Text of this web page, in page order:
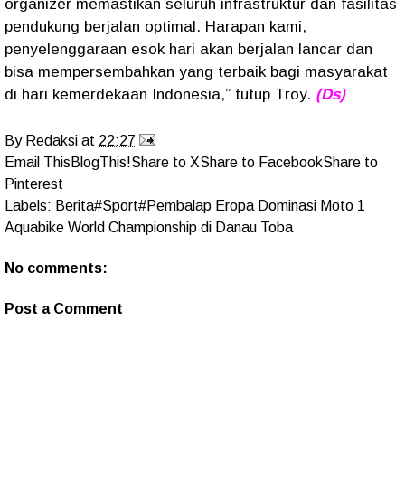
organizer memastikan seluruh infrastruktur dan fasilitas
pendukung berjalan optimal. Harapan kami,
penyelenggaraan esok hari akan berjalan lancar dan
bisa mempersembahkan yang terbaik bagi masyarakat
di hari kemerdekaan Indonesia,” tutup Troy. (Ds)
By Redaksi at 22:27
Email This BlogThis!Share to XShare to FacebookShare to
Pinterest
Labels: Berita#Sport#Pembalap Eropa Dominasi Moto 1
Aquabike World Championship di Danau Toba
No comments:
Post a Comment